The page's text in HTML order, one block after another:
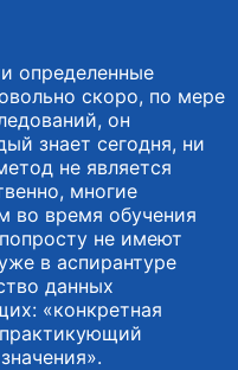
определенные
скоро, по мере
он
знает сегодня, ни
не является
многие
во время обучения
не имеют
в аспирантуре
данных
«конкретная